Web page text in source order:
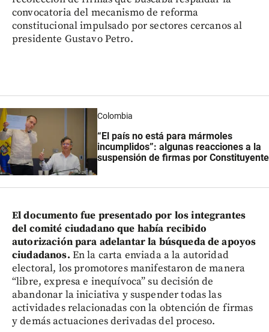
convocatoria del mecanismo de reforma
constitucional impulsado por sectores cercanos al
presidente Gustavo Petro.
Colombia
“El país no está para mármoles
incumplidos”: algunas reacciones a la
suspensión de firmas por Constituyente
El documento fue presentado por los integrantes
del comité ciudadano que había recibido
autorización para adelantar la búsqueda de apoyos
ciudadanos. En la carta enviada a la autoridad
electoral, los promotores manifestaron de manera
“libre, expresa e inequívoca” su decisión de
abandonar la iniciativa y suspender todas las
actividades relacionadas con la obtención de firmas
y demás actuaciones derivadas del proceso.